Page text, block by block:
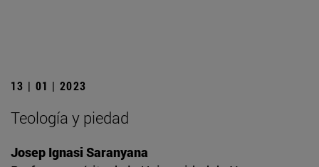
13 | 01 | 2023
Teología y piedad
Josep Ignasi Saranyana